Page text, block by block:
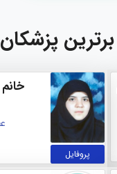
برترین
پروفایل